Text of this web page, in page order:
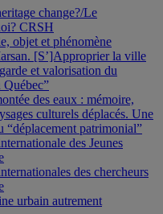
change?/Le
CRSH
objet et phénomène
[S’]Approprier la ville
et valorisation du
des eaux : mémoire,
culturels déplacés. Une
“déplacement patrimonial”
des Jeunes
des chercheurs
urbain autrement